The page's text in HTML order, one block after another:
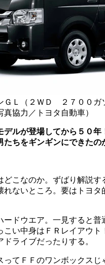
Ｌ（２ＷＤ ２７００ガ
協力／トヨタ自動車）
デルが登場してから５０
たちをギンギンにできた
どこなのか。ずばり解説す
れないところ。要はトヨタ
ードウエア。一見すると普
こい中身はＦＲレイアウ
ライブだったりする。
てＦＦのワンボックスじ